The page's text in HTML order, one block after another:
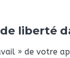
liberté
» de votre